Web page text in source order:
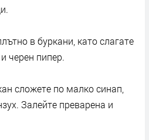
в буркани, като слагате
черен пипер.
сложете по малко синап,
Залейте преварена и